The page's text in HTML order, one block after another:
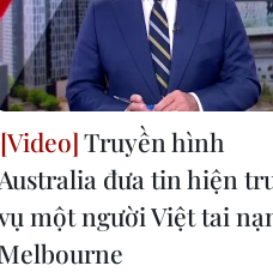
Truyền hình
Australia đưa tin hiện
một người Việt tai
Melbourne